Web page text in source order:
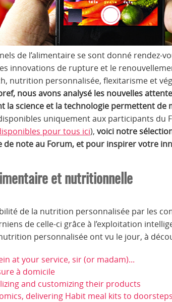
de l’alimentaire se sont donné rendez-
innovations de rupture et le
nutrition personnalisée, flexitarisme et
nous avons analysé les nouvelles
la science et la technologie permettent de
uniquement aux participants du
pour tous ici), voici notre
note au Forum, et pour inspirer votre
et nutritionnelle
de la nutrition personnalisée par les
de celle-ci grâce à l’exploitation
personnalisée ont vu le jour, à
at your service, sir (or madam)...
à domicile
and customizing their products
delivering Habit meal kits to doorsteps